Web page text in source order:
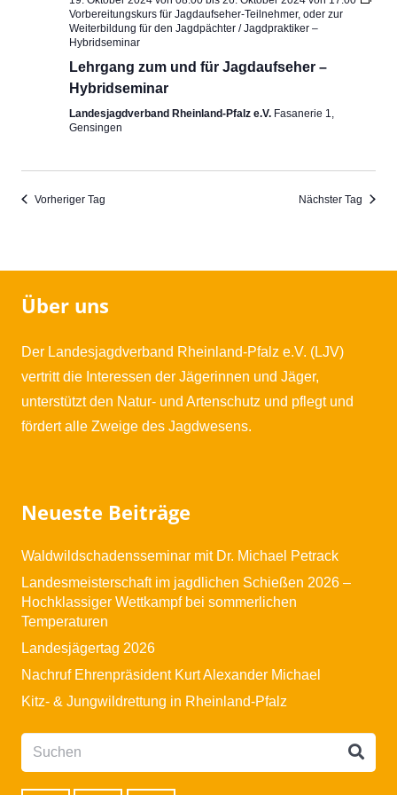
Vorbereitungskurs für Jagdaufseher-Teilnehmer, oder zur
Weiterbildung für den Jagdpächter / Jagdpraktiker –
Hybridseminar
Lehrgang zum und für Jagdaufseher –
Hybridseminar
Landesjagdverband Rheinland-Pfalz e.V. Fasanerie 1,
Gensingen
Vorheriger Tag Nächster Tag
Über uns
Der Landesjagdverband Rheinland-Pfalz e.V. (LJV)
vertritt die Interessen der Jägerinnen und Jäger,
unterstützt den Natur- und Artenschutz und pflegt und
fördert alle Zweige des Jagdwesens.
Neueste Beiträge
Waldwildschadensseminar mit Dr. Michael Petrack
Landesmeisterschaft im jagdlichen Schießen 2026 –
Hochklassiger Wettkampf bei sommerlichen
Temperaturen
Landesjägertag 2026
Nachruf Ehrenpräsident Kurt Alexander Michael
Kitz- & Jungwildrettung in Rheinland-Pfalz